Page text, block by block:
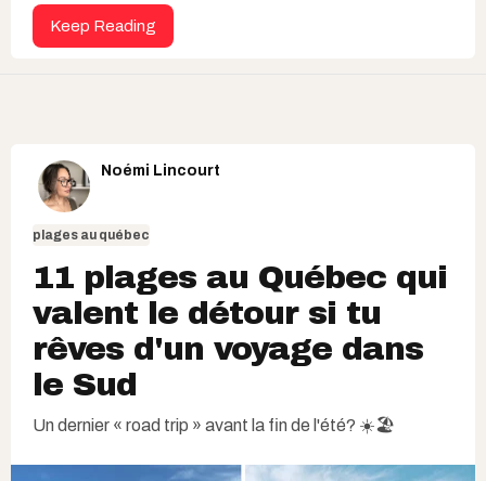
Keep Reading
Noémi Lincourt
plages au québec
11 plages au Québec qui
valent le détour si tu
rêves d'un voyage dans
le Sud
Un dernier « road trip » avant la fin de l'été? ☀️🏖️